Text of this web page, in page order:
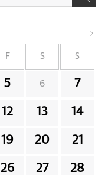
F S S
5 6 7
12 13 14
19 20 21
26 27 28